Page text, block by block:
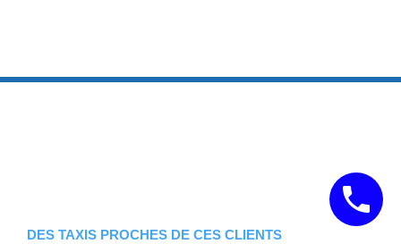
DES TAXIS PROCHES DE CES CLIENTS